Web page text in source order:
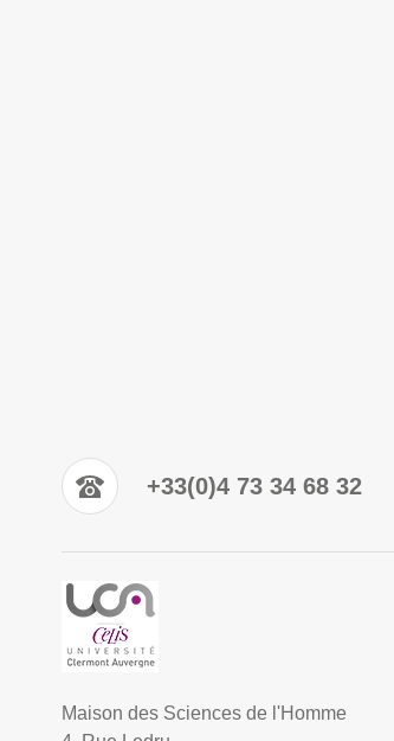
+33(0)4 73 34 68 32
Maison des Sciences de l'Homme